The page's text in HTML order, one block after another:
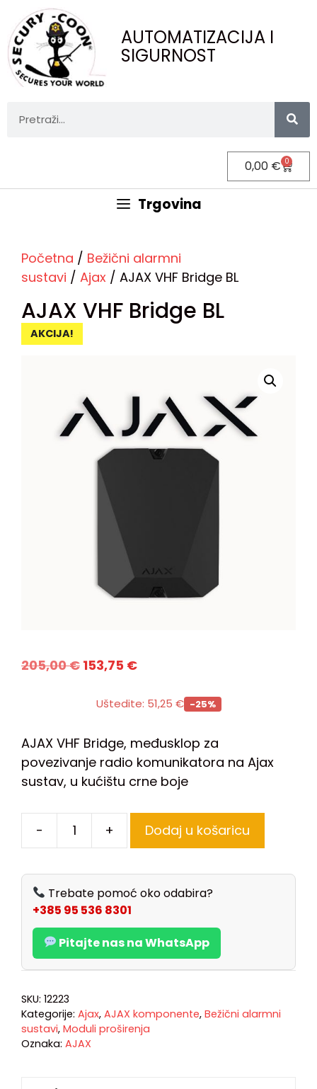
AUTOMATIZACIJA I
SIGURNOST
0,00 € 0
Trgovina
Početna / Bežični alarmni
sustavi / Ajax / AJAX VHF Bridge BL
AJAX VHF Bridge BL
AKCIJA!
205,00€ 153,75 €
Uštedite: 51,25 € -25%
AJAX VHF Bridge, međusklop za
povezivanje radio komunikatora na Ajax
sustav, u kućištu crne boje
- + Dodaj u košaricu
Trebate pomoć oko odabira?
+385 95 536 8301
Pitajte nas na WhatsApp
SKU: 12223
Kategorije: Ajax, AJAX komponente, Bežični alarmni
sustavi, Moduli proširenja
Oznaka: AJAX